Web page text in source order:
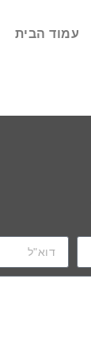
עמוד הבית